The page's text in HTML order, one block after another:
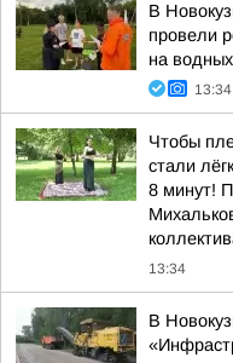
В
провели
на
13:34
Чтобы
стали
8 минут!
13:34
В